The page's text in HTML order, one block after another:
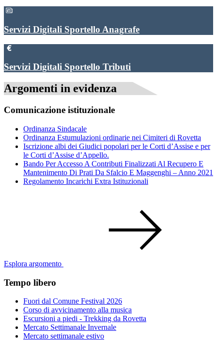
Servizi Digitali Sportello Anagrafe
Servizi Digitali Sportello Tributi
Argomenti in evidenza
Comunicazione istituzionale
Ordinanza Sindacale
Ordinanza Estumulazioni ordinarie nei Cimiteri di Rovetta
Iscrizione albi dei Giudici popolari per le Corti d’Assise e per
le Corti d’Assise d’Appello.
Bando Per Accesso A Contributi Finalizzati Al Recupero E
Mantenimento Di Prati Da Sfalcio E Maggenghi – Anno 2021
Regolamento Incarichi Extra Istituzionali
Esplora argomento
Tempo libero
Fuori dal Comune Festival 2026
Corso di avvicinamento alla musica
Escursioni a piedi - Trekking da Rovetta
Mercato Settimanale Invernale
Mercato settimanale estivo